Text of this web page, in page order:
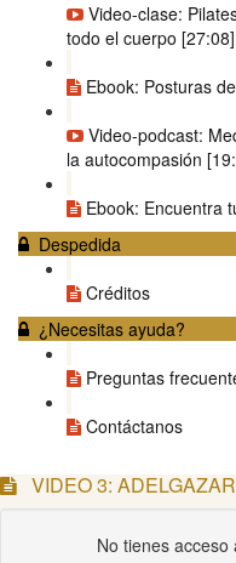
Video-clase:
todo el cuerpo
Ebook: Posturas
Video-podcast:
la autocompasión
Ebook: Encuentra
Despedida
Créditos
¿Necesitas ayuda?
Preguntas
Contáctanos
VIDEO 3:
No tienes